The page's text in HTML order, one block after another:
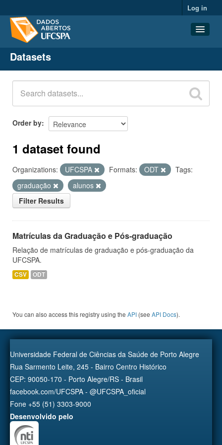
Log in
Datasets
Organizations
Groups
About
Datasets
Order by
1 dataset found
Organizations: UFCSPA Formats: ODT
Tags:
graduação
alunos
Filter Results
Matrículas da Graduação e Pós-graduação
Relação de matrículas de graduação e pós-graduação da
UFCSPA.
CSV ODT
You can also access this registry using the API (see API Docs).
Universidade Federal de Ciências da Saúde de Porto Alegre
Rua Sarmento Leite, 245 - Bairro Centro Histórico
CEP: 90050-170 - Porto Alegre/RS - Brasil
facebook.com/UFCSPA - @UFCSPA_oficial
Fone +55 (51) 3303-9000
Desenvolvido pelo